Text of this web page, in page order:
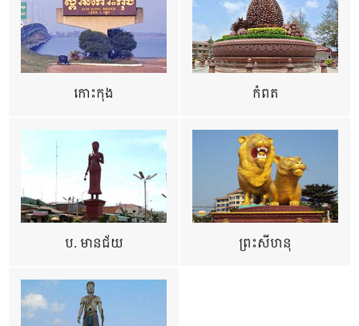
កោះកុង កំពត
ប. មានជ័យ ព្រះសីហនុ